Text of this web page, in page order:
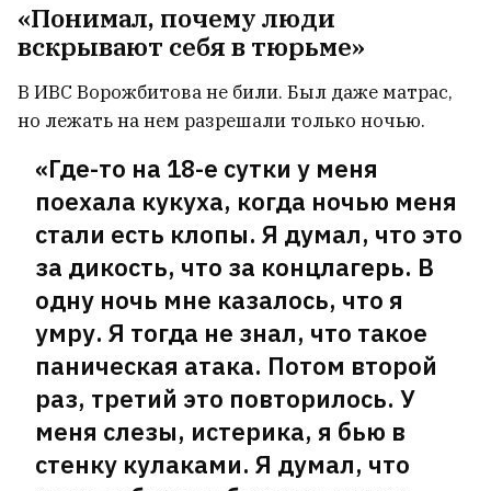
«Понимал, почему люди
вскрывают себя в тюрьме»
В ИВС Ворожбитова не били. Был даже матрас,
но лежать на нем разрешали только ночью.
«Где-то на 18-е сутки у меня
поехала кукуха, когда ночью меня
стали есть клопы. Я думал, что это
за дикость, что за концлагерь. В
одну ночь мне казалось, что я
умру. Я тогда не знал, что такое
паническая атака. Потом второй
раз, третий это повторилось. У
меня слезы, истерика, я бью в
стенку кулаками. Я думал, что